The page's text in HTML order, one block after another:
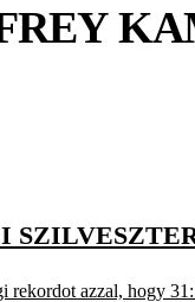
azzal, hogy